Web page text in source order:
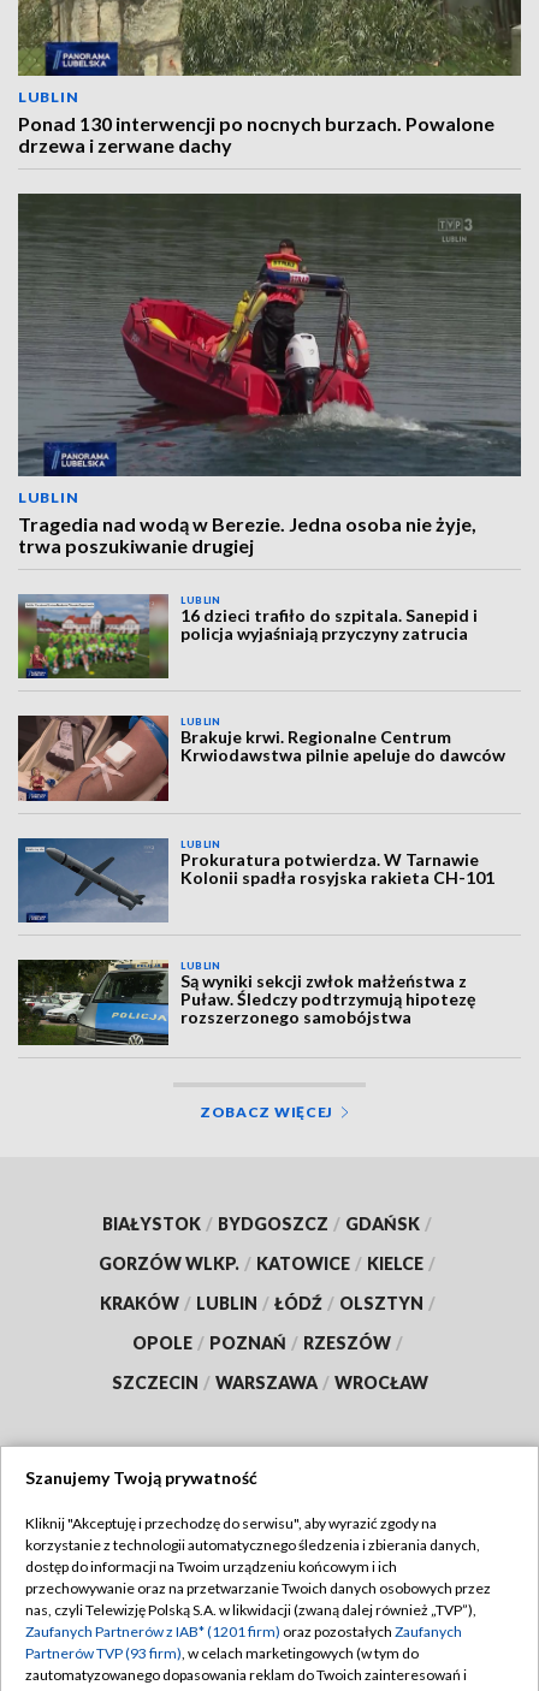
LUBLIN
Ponad 130 interwencji po nocnych burzach. Powalone
drzewa i zerwane dachy
LUBLIN
Tragedia nad wodą w Berezie. Jedna osoba nie żyje,
trwa poszukiwanie drugiej
LUBLIN
16 dzieci trafiło do szpitala. Sanepid i
policja wyjaśniają przyczyny zatrucia
LUBLIN
Brakuje krwi. Regionalne Centrum
Krwiodawstwa pilnie apeluje do dawców
LUBLIN
Prokuratura potwierdza. W Tarnawie
Kolonii spadła rosyjska rakieta CH-101
LUBLIN
Są wyniki sekcji zwłok małżeństwa z
Puław. Śledczy podtrzymują hipotezę
rozszerzonego samobójstwa
ZOBACZ WIĘCEJ
BIAŁYSTOK / BYDGOSZCZ / GDAŃSK /
GORZÓW WLKP. / KATOWICE / KIELCE /
KRAKÓW / LUBLIN / ŁÓDŹ / OLSZTYN /
OPOLE / POZNAŃ / RZESZÓW /
SZCZECIN / WARSZAWA / WROCŁAW
TVP
Abonament TVP
Emisja w TVP
Centrum informacji TVP
Regulamin TVP
Polityka prywatności
Moje zgody
Szanujemy Twoją prywatność
Kliknij "Akceptuję i przechodzę do serwisu", aby wyrazić zgody na
korzystanie z technologii automatycznego śledzenia i zbierania danych,
dostęp do informacji na Twoim urządzeniu końcowym i ich
przechowywanie oraz na przetwarzanie Twoich danych osobowych przez
nas, czyli Telewizję Polską S.A. w likwidacji (zwaną dalej również „TVP”),
Zaufanych Partnerów z IAB* (1201 firm) oraz pozostałych Zaufanych
Partnerów TVP (93 firm), w celach marketingowych (w tym do
zautomatyzowanego dopasowania reklam do Twoich zainteresowań i